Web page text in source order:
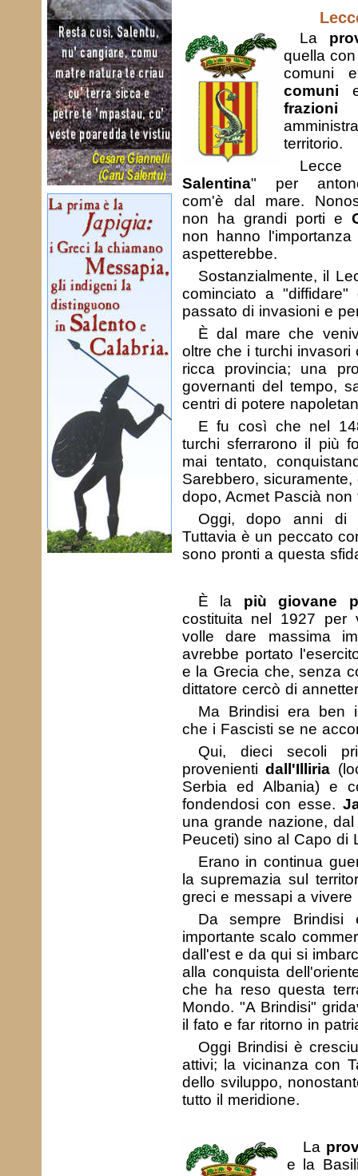
La
quella
comuni
comuni
frazioni
territorio.
Salentina" per
com'è dal mare.
non ha grandi porti e
non hanno
aspetterebbe.
Sostanzialmente, il
cominciato a
passato di invasioni e
È dal mare che
oltre che i turchi
ricca provincia; una
governanti del tempo,
centri di potere
E fu così che nel
turchi sferrarono il più
mai tentato,
Sarebbero,
dopo, Acmet Pascià non
Oggi, dopo anni di
Tuttavia è un peccato
sono pronti a questa
È la più giovane
costituita nel 1927 per
volle dare massima
avrebbe portato
e la Grecia che, senza
dittatore cercò di
Ma Brindisi era ben
che i Fascisti se ne
Qui, dieci secoli
provenientidall'Illiria
Serbia ed Albania) e
fondendosi con esse.
una grande nazione,
Peuceti) sino al Capo di
Erano in continua
la supremazia sul
greci e messapi a vivere
Da sempre
importante scalo
dall'est e da qui si
alla conquista
che ha reso questa
Mondo. "A Brindisi"
il fato e far ritorno in
Oggi Brindisi è
attivi; la vicinanza con
dello sviluppo,
tutto il meridione.
La
e la